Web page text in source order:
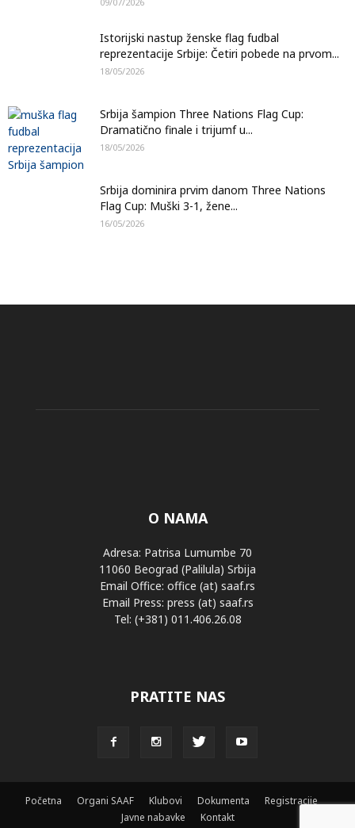
Istorijski nastup ženske flag fudbal
reprezentacije Srbije: Četiri pobede na prvom...
18/05/2026
Srbija šampion Three Nations Flag Cup:
Dramatično finale i trijumf u...
18/05/2026
Srbija dominira prvim danom Three Nations
Flag Cup: Muški 3-1, žene...
16/05/2026
O NAMA
Adresa: Patrisa Lumumbe 70
11060 Beograd (Palilula) Srbija
Email Office: office (at) saaf.rs
Email Press: press (at) saaf.rs
Tel: (+381) 011.406.26.08
PRATITE NAS
Početna Organi SAAF Klubovi Dokumenta
Registracije
Javne nabavke
Kontakt